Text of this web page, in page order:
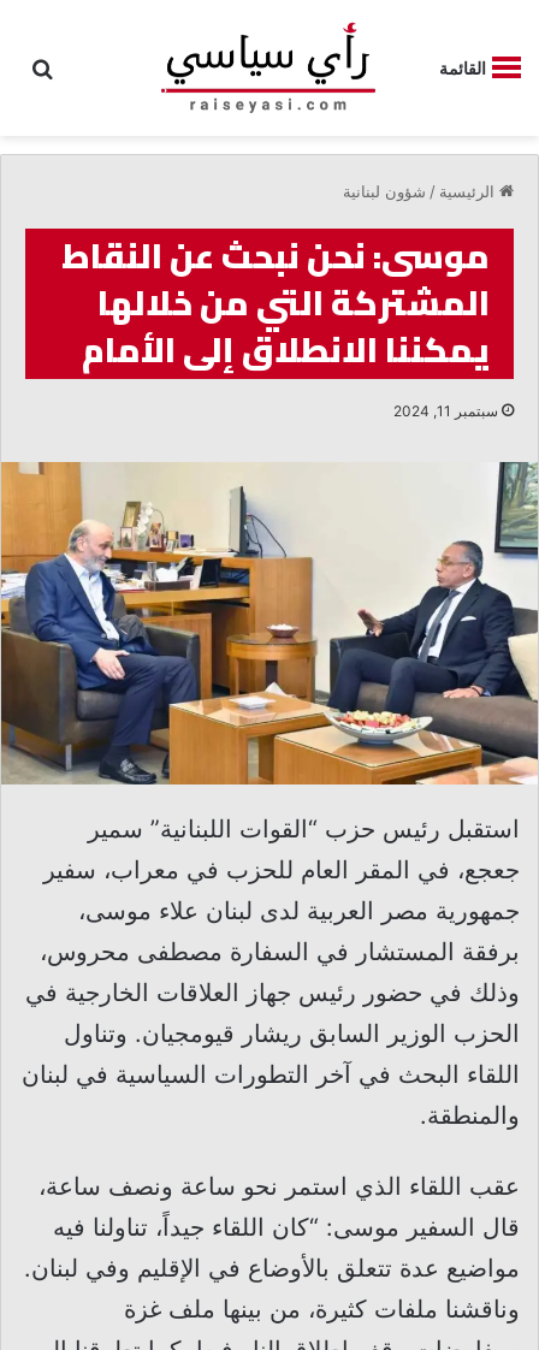
القائمة
الرئيسية / شؤون لبنانية
موسى: نحن نبحث عن النقاط
المشتركة التي من خلالها
يمكننا الانطلاق إلى الأمام
سبتمبر 11, 2024
استقبل رئيس حزب “القوات اللبنانية” سمير
جعجع، في المقر العام للحزب في معراب، سفير
جمهورية مصر العربية لدى لبنان علاء موسى،
برفقة المستشار في السفارة مصطفى محروس،
وذلك في حضور رئيس جهاز العلاقات الخارجية في
الحزب الوزير السابق ريشار قيومجيان. وتناول
اللقاء البحث في آخر التطورات السياسية في لبنان
والمنطقة.
عقب اللقاء الذي استمر نحو ساعة ونصف ساعة،
قال السفير موسى: “كان اللقاء جيداً، تناولنا فيه
مواضيع عدة تتعلق بالأوضاع في الإقليم وفي لبنان.
وناقشنا ملفات كثيرة، من بينها ملف غزة